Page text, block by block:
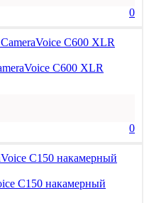
0
C600 XLR
0
C150 накамерный